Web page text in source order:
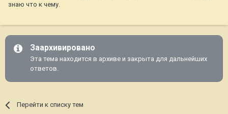
знаю что к чему.
Заархивировано
Эта тема находится в архиве и закрыта для дальнейших
ответов.
Перейти к списку тем